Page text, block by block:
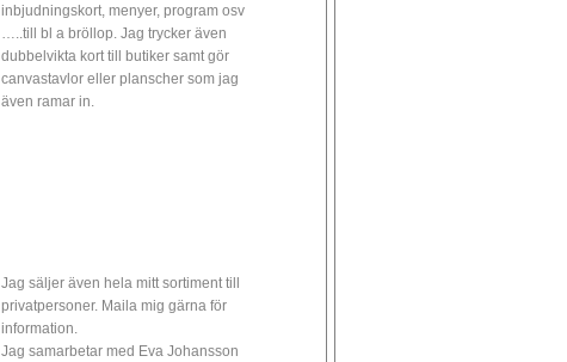
inbjudningskort, menyer, program osv
…..till bl a bröllop. Jag trycker även
dubbelvikta kort till butiker samt gör
canvastavlor eller planscher som jag
även ramar in.
Jag säljer även hela mitt sortiment till
privatpersoner. Maila mig gärna för
information.
Jag samarbetar med Eva Johansson